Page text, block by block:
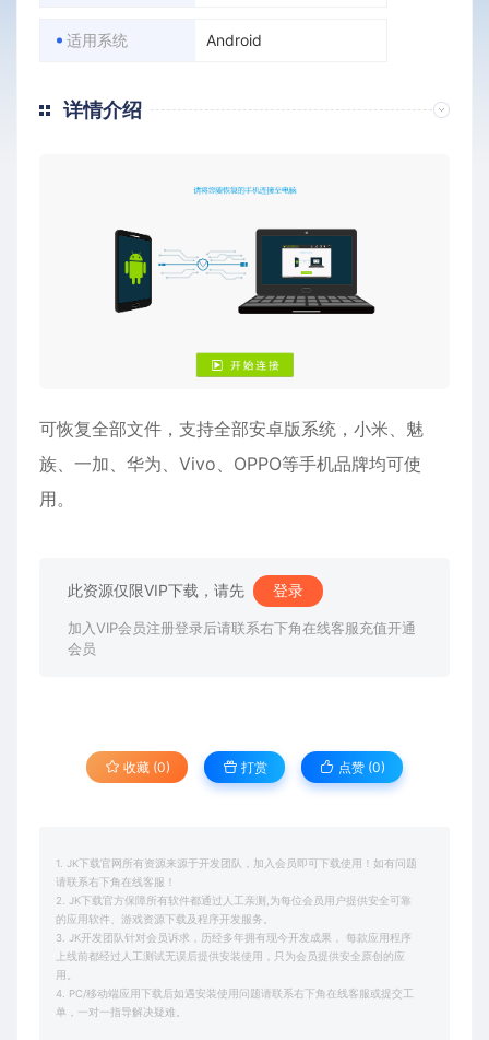
适用系统 Android
详情介绍
可恢复全部文件，支持全部安卓版系统，小米、魅
族、一加、华为、Vivo、OPPO等手机品牌均可使
用。
此资源仅限VIP下载，请先 登录
加入VIP会员注册登录后请联系右下角在线客服充值开通
会员
收藏 (0) 打赏 点赞 (0)
1. JK下载官网所有资源来源于开发团队，加入会员即可下载使用！如有问题
请联系右下角在线客服！
2. JK下载官方保障所有软件都通过人工亲测,为每位会员用户提供安全可靠
的应用软件、游戏资源下载及程序开发服务。
3. JK开发团队针对会员诉求，历经多年拥有现今开发成果， 每款应用程序
上线前都经过人工测试无误后提供安装使用，只为会员提供安全原创的应
用。
4. PC/移动端应用下载后如遇安装使用问题请联系右下角在线客服或提交工
单，一对一指导解决疑难。